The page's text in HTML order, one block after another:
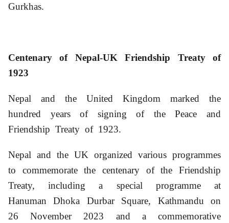
Gurkhas.
Centenary of Nepal-UK Friendship Treaty of
1923
Nepal and the United Kingdom marked the
hundred years of signing of the Peace and
Friendship Treaty of 1923.
Nepal and the UK organized various programmes
to commemorate the centenary of the Friendship
Treaty, including a special programme at
Hanuman Dhoka Durbar Square, Kathmandu on
26 November 2023 and a commemorative